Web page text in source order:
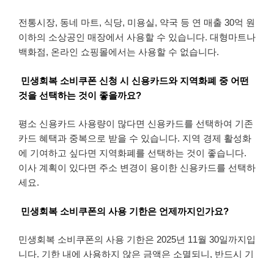
전통시장, 동네 마트, 식당, 미용실, 약국 등 연 매출 30억 원
이하의 소상공인 매장에서 사용할 수 있습니다. 대형마트나
백화점, 온라인 쇼핑몰에서는 사용할 수 없습니다.
민생회복 소비쿠폰 신청 시 신용카드와 지역화폐 중 어떤
것을 선택하는 것이 좋을까요?
평소 신용카드 사용량이 많다면 신용카드를 선택하여 기존
카드 혜택과 중복으로 받을 수 있습니다. 지역 경제 활성화
에 기여하고 싶다면 지역화폐를 선택하는 것이 좋습니다.
이사 계획이 있다면 주소 변경이 용이한 신용카드를 선택하
세요.
민생회복 소비쿠폰의 사용 기한은 언제까지인가요?
민생회복 소비쿠폰의 사용 기한은 2025년 11월 30일까지입
니다. 기한 내에 사용하지 않은 금액은 소멸되니, 반드시 기